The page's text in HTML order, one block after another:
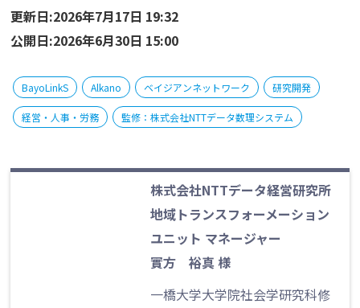
更新日:2026年7月17日 19:32
公開日:2026年6月30日 15:00
BayoLinkS Alkano ベイジアンネットワーク 研究開発
経営・人事・労務 監修：株式会社NTTデータ数理システム
株式会社NTTデータ経営研究所
地域トランスフォーメーション
ユニット マネージャー
實方 裕真 様
一橋大学大学院社会学研究科修